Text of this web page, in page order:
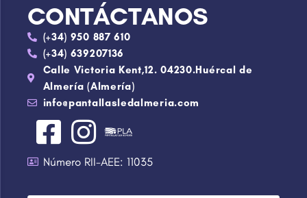
CONTÁCTANOS
(+34) 950 887 610
(+34) 639207136
Calle Victoria Kent,12. 04230.Huércal de
Almería (Almería)
info@pantallasledalmeria.com
Número RII-AEE: 11035